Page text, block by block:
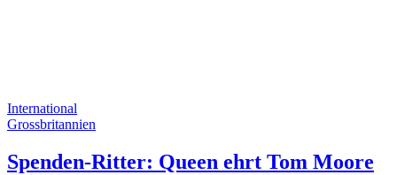
International
Grossbritannien
Spenden-Ritter: Queen ehrt Tom Moore